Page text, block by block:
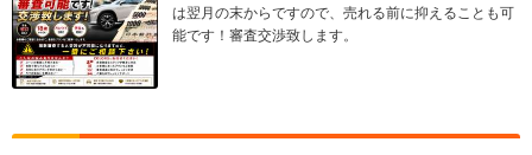
は翌月の末からですので、売れる前に抑えることも可
能です！審査交渉致します。